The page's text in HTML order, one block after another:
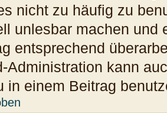
nicht zu häufig zu
unlesbar machen und
entsprechend
Administration kann
in einem Beitrag